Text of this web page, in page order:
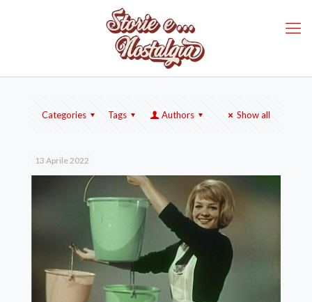
Categories Tags Authors Show all
13 Aprile 2022